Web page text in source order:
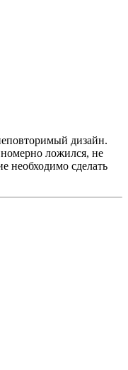
дизайн.
ложился, не
необходимо сделать